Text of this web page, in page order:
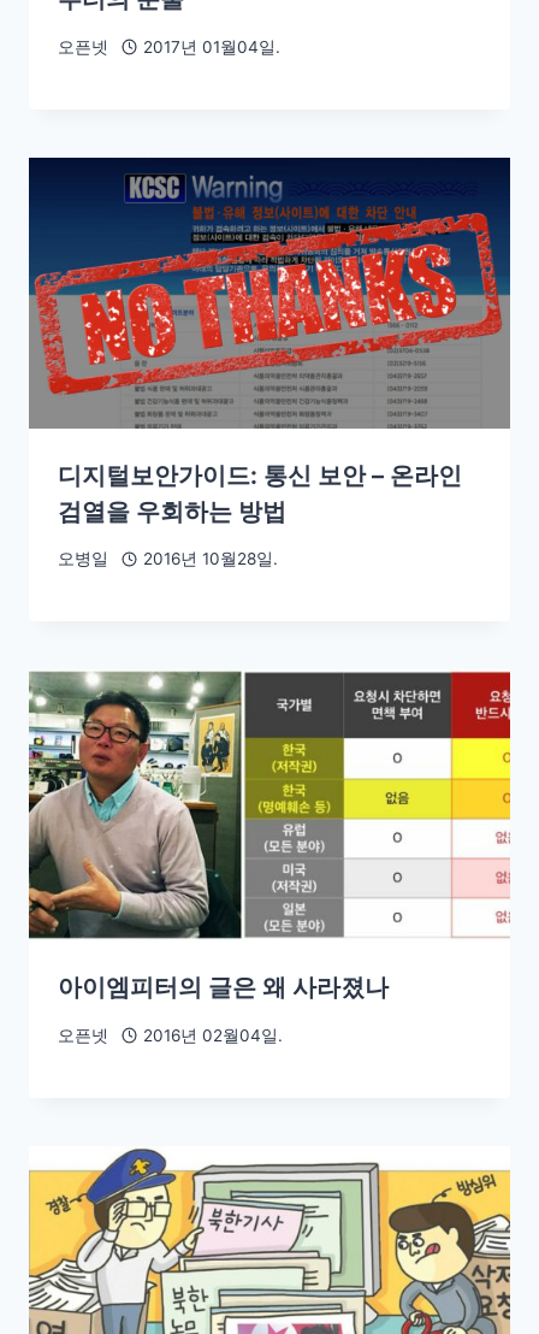
오픈넷 2017년 01월04일.
디지털보안가이드: 통신 보안 – 온라인
검열을 우회하는 방법
오병일 2016년 10월28일.
아이엠피터의 글은 왜 사라졌나
오픈넷 2016년 02월04일.